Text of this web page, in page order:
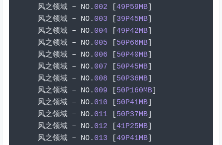
风之领域
– NO. 002 49P59MB]
风之领域
– NO. 003 39P45MB]
风之领域
– NO. 004 49P42MB]
风之领域
– NO. 005 50P66MB]
风之领域
– NO. 006 50P40MB]
风之领域
– NO. 007 50P45MB]
风之领域
– NO. 008 50P36MB]
风之领域
– NO. 009 50P160MB]
风之领域
– NO. 010 50P41MB]
风之领域
– NO. 011 50P37MB]
风之领域
– NO. 012 41P25MB]
风之领域
– NO. 013 49P41MB]